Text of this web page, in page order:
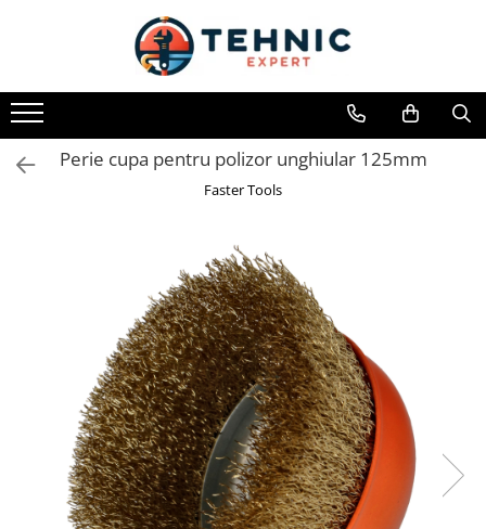
Toate Produsele
Accesorii pentru scule electrice
Accesorii pentru sculele pe aer
Alte accesorii pentru scule
Mixere pentru material
Panze pentru pendular si ferastrau
Benzi adezive, avertizare si
Alte benzi
Benzi anti-alunecare
Benzi din aluminiu
Perie cupa pentru polizor unghiular 125mm
Faster Tools